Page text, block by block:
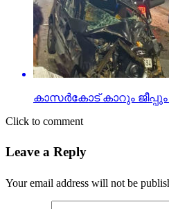
കാസര്‍കോട് കാറും ജീപ്പും
Click to comment
Leave a Reply
Your email address will not be